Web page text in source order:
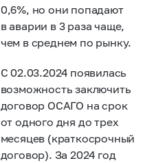
0,6%, но они попадают
в аварии в 3 раза чаще,
чем в среднем по рынку.
С 02.03.2024 появилась
возможность заключить
договор ОСАГО на срок
от одного дня до трех
месяцев (краткосрочный
договор). За 2024 год